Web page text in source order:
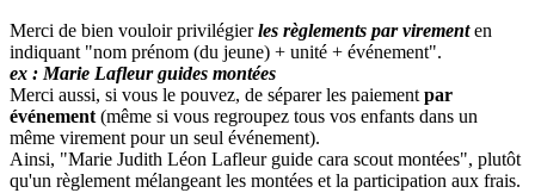
Merci de bien vouloir privilégierles règlements par virementen
indiquant "nom prénom (du jeune) + unité + événement".
ex : Marie Lafleur guides montées
Merci aussi, si vous le pouvez, de séparer les paiement par
événement (même si vous regroupez tous vos enfants dans un
même virement pour un seul événement).
Ainsi, "Marie Judith Léon Lafleur guide cara scout montées", plutôt
qu'un règlement mélangeant les montées et la participation aux frais.